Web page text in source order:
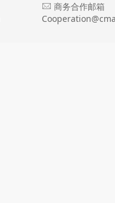
商务合作邮箱